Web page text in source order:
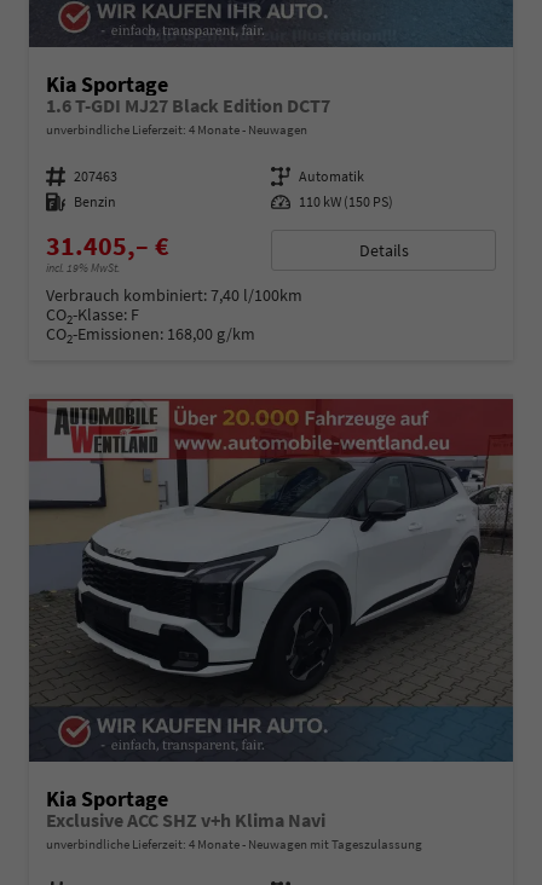
Kia Sportage
1.6 T-GDI MJ27 Black Edition DCT7
unverbindliche Lieferzeit: 4 Monate Neuwagen
Fahrzeugnummer 207463 Getriebe Automatik
Kraftstoff Benzin Leistung 110 kW (150 PS)
31.405,– €
incl. 19% MwSt.
Details
Verbrauch kombiniert:7,40 l/100km
CO2-Klasse: F
CO2-Emissionen: 168,00 g/km
Kia Sportage
Exclusive ACC SHZ v+h Klima Navi
unverbindliche Lieferzeit: 4 Monate Neuwagen mit Tageszulassung